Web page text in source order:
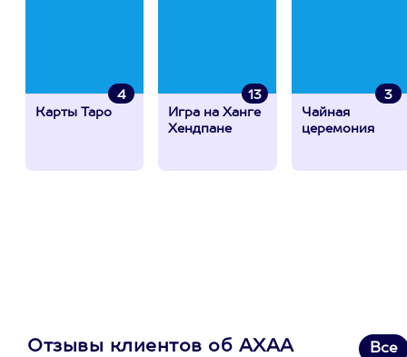
4
Карты Таро
13
Игра на Ханге
Хендпане
3
Чайная
церемония
Отзывы клиентов об АХАА Все